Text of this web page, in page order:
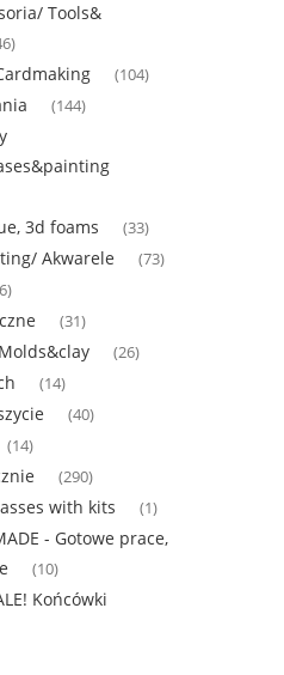
Tools&
(104)
(144)
3d foams (33)
Akwarele (73)
(31)
(26)
(14)
(40)
(14)
(290)
with kits (1)
- Gotowe prace,
(10)
Końcówki